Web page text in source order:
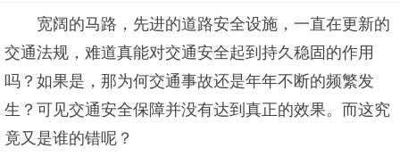
宽阔的马路，先进的道路安全设施，一直在更新的
交通法规，难道真能对交通安全起到持久稳固的作用
吗？如果是，那为何交通事故还是年年不断的频繁发
生？可见交通安全保障并没有达到真正的效果。而这究
竟又是谁的错呢？